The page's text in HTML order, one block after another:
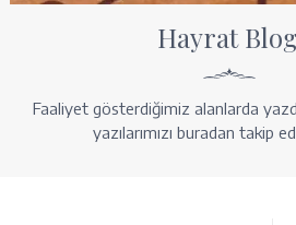
Hayrat
Faaliyet gösterdiğimiz alanlarda
yazılarımızı buradan takip